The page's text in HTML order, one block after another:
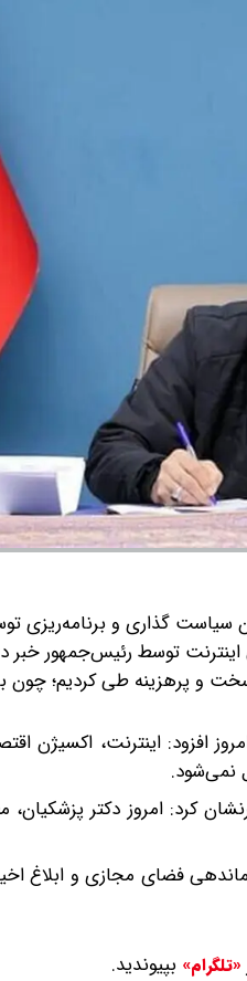
گذاری و برنامه‌ریزی
توسط رئیس‌جمهور
سخت و پرهزینه طی کردیم؛
افزود: اینترنت، اکسیژن
نمی‌شود.
کرد: امروز دکتر
فضای مجازی و ابلاغ
«تلگرام» بپیوندید.